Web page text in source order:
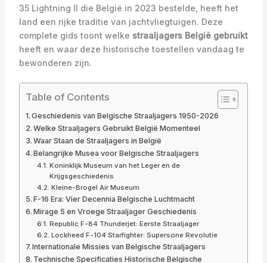
35 Lightning II die België in 2023 bestelde, heeft het
land een rijke traditie van jachtvliegtuigen. Deze
complete gids toont welke straaljagers België gebruikt
heeft en waar deze historische toestellen vandaag te
bewonderen zijn.
Table of Contents
Geschiedenis van Belgische Straaljagers 1950-2026
Welke Straaljagers Gebruikt België Momenteel
Waar Staan de Straaljagers in België
Belangrijke Musea voor Belgische Straaljagers
Koninklijk Museum van het Leger en de
Krijgsgeschiedenis
Kleine-Brogel Air Museum
F-16 Era: Vier Decennia Belgische Luchtmacht
Mirage 5 en Vroege Straaljager Geschiedenis
Republic F-84 Thunderjet: Eerste Straaljager
Lockheed F-104 Starfighter: Supersone Revolutie
Internationale Missies van Belgische Straaljagers
Technische Specificaties Historische Belgische